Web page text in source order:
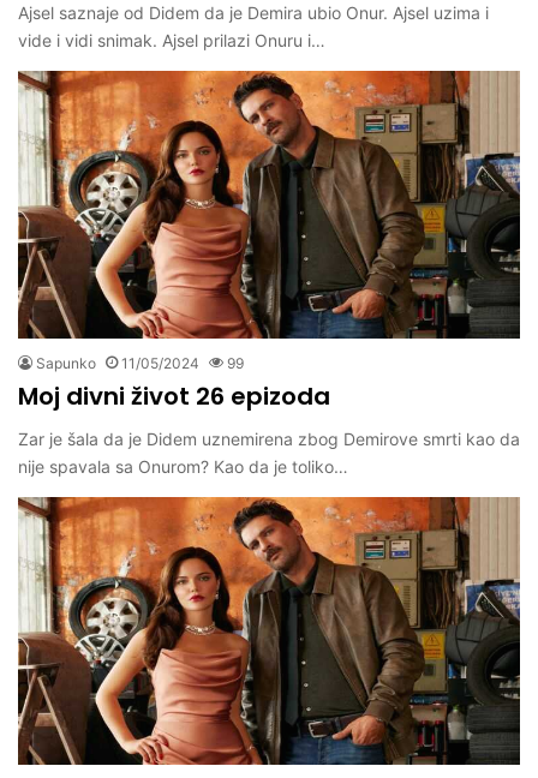
Ajsel saznaje od Didem da je Demira ubio Onur. Ajsel uzima i
vide i vidi snimak. Ajsel prilazi Onuru i…
Sapunko 11/05/2024 99
Moj divni život 26 epizoda
Zar je šala da je Didem uznemirena zbog Demirove smrti kao da
nije spavala sa Onurom? Kao da je toliko…